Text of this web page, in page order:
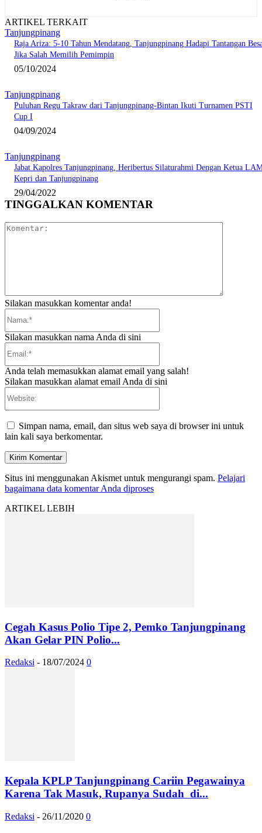
ARTIKEL TERKAIT
Tanjungpinang
Raja Ariza: 5-10 Tahun Mendatang, Tanjungpinang Hadapi Tantangan
Jika Salah Memilih Pemimpin
05/10/2024
Tanjungpinang
Puluhan Regu Takraw dari Tanjungpinang-Bintan Ikuti Turnamen PSTI
Cup I
04/09/2024
Tanjungpinang
Jabat Kapolres Tanjungpinang, Heribertus Silaturahmi Dengan Ketua
Kepri dan Tanjungpinang
29/04/2022
TINGGALKAN KOMENTAR
Silakan masukkan komentar anda!
Silakan masukkan nama Anda di sini
Anda telah memasukkan alamat email yang salah!
Silakan masukkan alamat email Anda di sini
Simpan nama, email, dan situs web saya di browser ini untuk
lain kali saya berkomentar.
Situs ini menggunakan Akismet untuk mengurangi spam. Pelajari
bagaimana data komentar Anda diproses
ARTIKEL LEBIH
Cegah Kasus Polio Tipe 2, Pemko Tanjungpinang
Akan Gelar PIN Polio...
Redaksi - 18/07/2024 0
Kepala KPLP Tanjungpinang Cariin Pegawainya
Karena Tak Masuk, Rupanya Sudah di...
Redaksi - 26/11/2020 0